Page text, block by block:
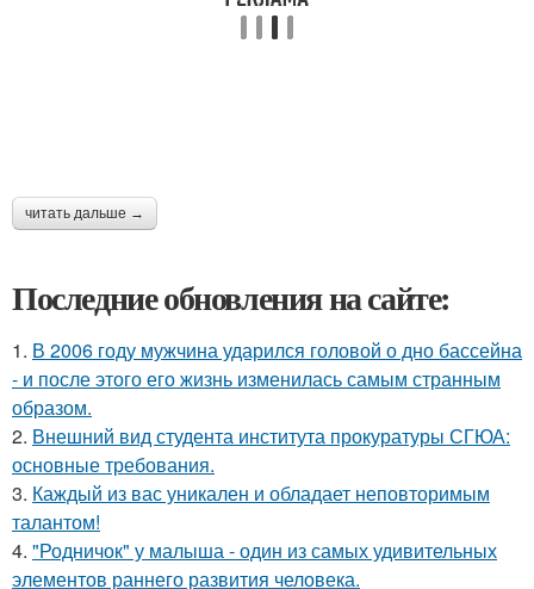
читать дальше →
Последние обновления на сайте:
1. В 2006 году мужчина ударился головой о дно бассейна
- и после этого его жизнь изменилась самым странным
образом.
2. Внешний вид студента института прокуратуры СГЮА:
основные требования.
3. Каждый из вас уникален и обладает неповторимым
талантом!
4. "Родничок" у малыша - один из самых удивительных
элементов раннего развития человека.